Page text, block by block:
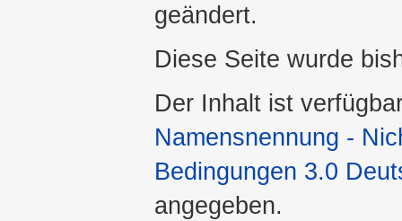
geändert.
Diese Seite wurde
Der Inhalt ist
Namensnennung -
Bedingungen 3.0
angegeben.